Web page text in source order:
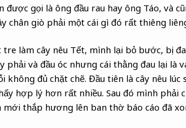
được gọi là ông đầu rau hay ông Táo, và
chân giò phải một cái gì đó rất thiêng
làm cây nêu Tết, mình lại bỏ bước, bị
phải và đầu óc nhưng cái thằng đau lại là
không đủ chặt chẽ. Đầu tiên là cây nêu
hợp lý hơn rất nhiều. Sau đó mình phải
thắp hương lên ban thờ báo cáo đã